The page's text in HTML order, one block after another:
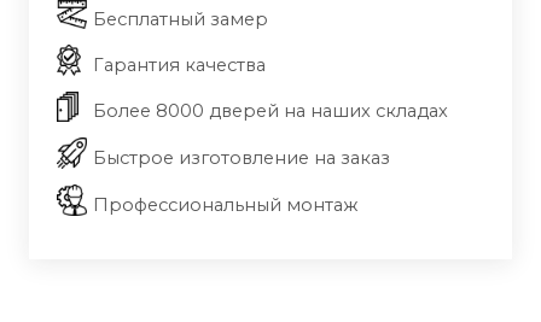
Бесплатный замер
Гарантия качества
Более 8000 дверей на наших складах
Быстрое изготовление на заказ
Профессиональный монтаж